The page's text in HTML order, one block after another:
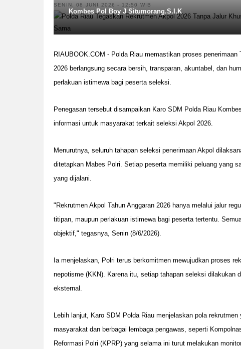
SENIN, 08 JUNI 2026 - 12:50 WIB
Kombes Pol Boy J Situmorang.S.I.K
RIAUBOOK.COM - Polda Riau memastikan proses
2026 berlangsung secara bersih, transparan, akuntabel, dan
perlakuan istimewa bagi peserta seleksi.
Penegasan tersebut disampaikan Karo SDM Polda Riau
informasi untuk masyarakat terkait seleksi Akpol 2026.
Menurutnya, seluruh tahapan seleksi penerimaan Akpol
ditetapkan Mabes Polri. Setiap peserta memiliki peluang yang
yang dijalani.
"Rekrutmen Akpol Tahun Anggaran 2026 hanya melalui jalur
titipan, maupun perlakuan istimewa bagi peserta tertentu.
objektif," tegasnya, Senin (8/6/2026).
Ia menjelaskan, Polri terus berkomitmen mewujudkan proses
nepotisme (KKN). Karena itu, setiap tahapan seleksi dilakukan
eksternal.
Lebih lanjut, Karo SDM Polda Riau menjelaskan pola
masyarakat dan berbagai lembaga pengawas, seperti
Reformasi Polri (KPRP) yang selama ini turut melakukan